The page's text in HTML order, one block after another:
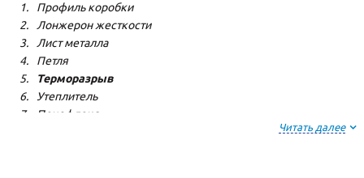
Профиль коробки
Лонжерон жесткости
Лист металла
Петля
Терморазрыв
Утеплитель
Пенофлекс
Читать далее